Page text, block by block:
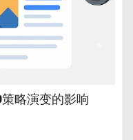
略演变的影响